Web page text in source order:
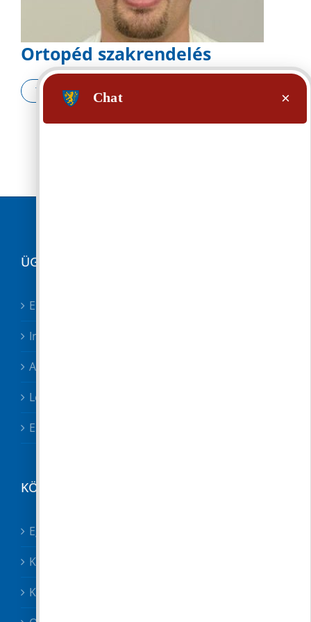
Ortopéd szakrendelés
TOVÁBB
ÜGYINTÉZÉS
Elektronikus ügyintézés
Irodák, csoportok
Adóügyek
Letölthető nyomtatványok
Esetbejelentő
KÖZÉRDEKŰ
Egészségügy összes
Közösségek
Közszolgáltatók, közbiztonság